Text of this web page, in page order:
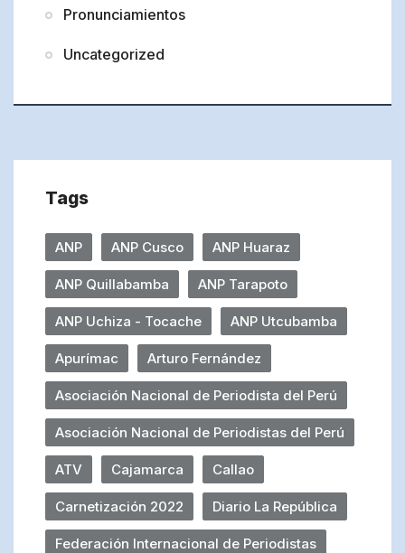
Pronunciamientos
Uncategorized
Tags
ANP ANP Cusco ANP Huaraz
ANP Quillabamba ANP Tarapoto
ANP Uchiza - Tocache ANP Utcubamba
Apurímac Arturo Fernández
Asociación Nacional de Periodista del Perú
Asociación Nacional de Periodistas del Perú
ATV Cajamarca Callao
Carnetización 2022 Diario La República
Federación Internacional de Periodistas